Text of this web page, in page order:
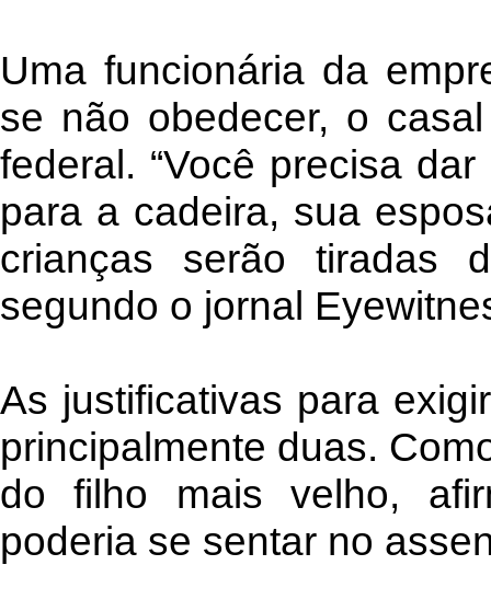
Uma funcionária da
se não obedecer, o
federal. “Você precisa
para a cadeira, sua
crianças serão tiradas
segundo o jornal
As justificativas para
principalmente duas.
do filho mais velho,
poderia se sentar no